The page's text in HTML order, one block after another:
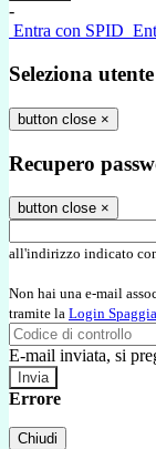
-
Entra con SPID
Seleziona utente
button close ×
Recupero
button close ×
all'indirizzo indicato
Non hai una e-mail
tramite la Login
E-mail inviata, si
Errore
Chiudi